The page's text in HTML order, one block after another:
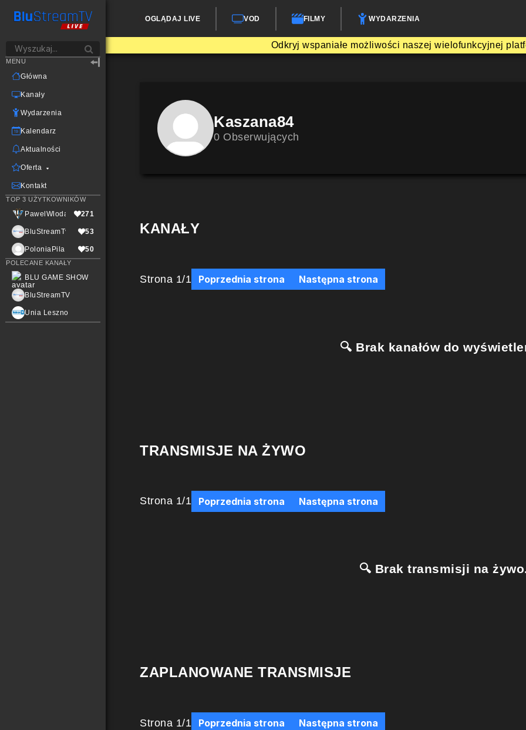
OGLĄDAJ LIVE VOD FILMY WYDARZENIA
Odkryj wspaniałe możliwości naszej wielofunkcyjnej
MENU
Główna
Kanały
Wydarzenia
Kalendarz
Aktualności
Oferta
Kontakt
TOP 3 UŻYTKOWNIKÓW
PawelWlodarczak271
BluStreamTvLive53
PoloniaPila 50
POLECANE KANAŁY
BLU GAME SHOW
BluStreamTV
Unia Leszno
Kaszana84
0 Obserwujących
KANAŁY
Strona 1/1 Poprzednia strona Następna strona
🔍 Brak kanałów do
TRANSMISJE NA ŻYWO
Strona 1/1 Poprzednia strona Następna strona
🔍 Brak transmisji na
ZAPLANOWANE TRANSMISJE
Strona 1/1 Poprzednia strona Następna strona